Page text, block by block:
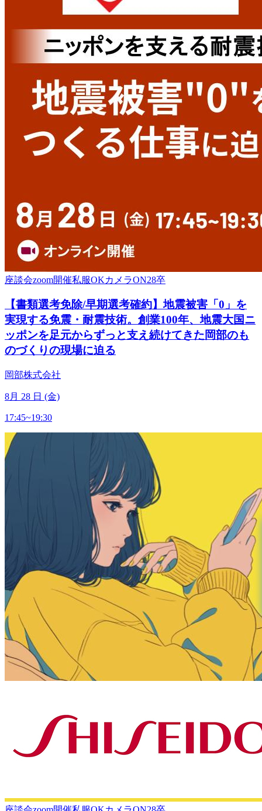
座談会zoom開催私服OKカメラON28卒
【書類選考免除/早期選考確約】地震被害「0」を
実現する免震・耐震技術。創業100年、地震大国ニ
ッポンを足元からずっと支え続けてきた岡部のも
のづくりの現場に迫る
岡部株式会社
8月 28 日 (金)
17:45~19:30